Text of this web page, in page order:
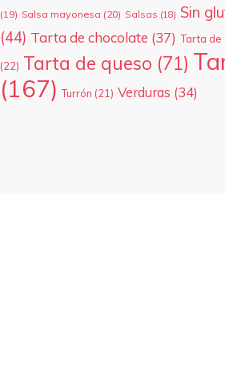
(19) Salsa mayonesa (20) Salsas (18) Sin
(44) Tarta de chocolate (37) Tarta de
(22) Tarta de queso (71)
(167) Turrón (21) Verduras (34)